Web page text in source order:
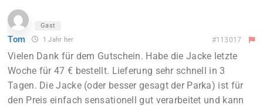
Gast
Tom 1 Jahr her #113017
Vielen Dank für dem Gutschein. Habe die Jacke letzte
Woche für 47 € bestellt. Lieferung sehr schnell in 3
Tagen. Die Jacke (oder besser gesagt der Parka) ist für
den Preis einfach sensationell gut verarbeitet und kann